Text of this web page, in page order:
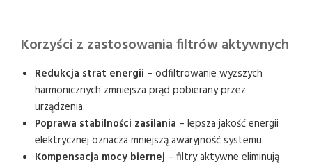
Korzyści z zastosowania filtrów aktywnych
Redukcja strat energii – odfiltrowanie wyższych
harmonicznych zmniejsza prąd pobierany przez
urządzenia.
Poprawa stabilności zasilania – lepsza jakość energii
elektrycznej oznacza mniejszą awaryjność systemu.
Kompensacja mocy biernej – filtry aktywne eliminują